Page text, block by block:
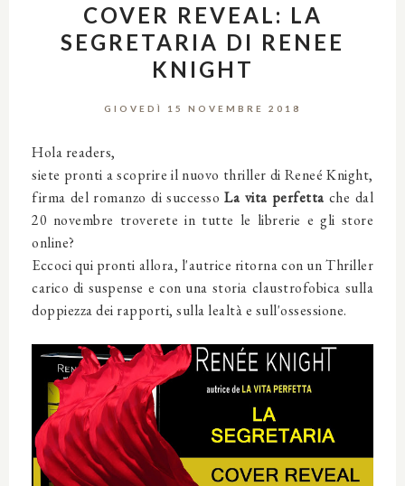
COVER REVEAL: LA
SEGRETARIA DI RENEE
KNIGHT
GIOVEDÌ 15 NOVEMBRE 2018
Hola readers,
siete pronti a scoprire il nuovo thriller di Reneé Knight,
firma del romanzo di successoLa vita perfetta che dal
20 novembre troverete in tutte le librerie e gli store
online?
Eccoci qui pronti allora, l'autrice ritorna con un Thriller
carico di suspense e con una storia claustrofobica sulla
doppiezza dei rapporti, sulla lealtà e sull'ossessione.